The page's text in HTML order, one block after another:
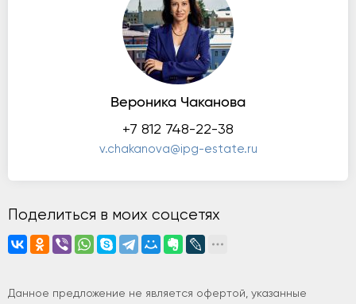
Вероника Чаканова
+7 812 748-22-38
v.chakanova@ipg-estate.ru
Поделиться в моих соцсетях
Данное предложение не является офертой, указанные